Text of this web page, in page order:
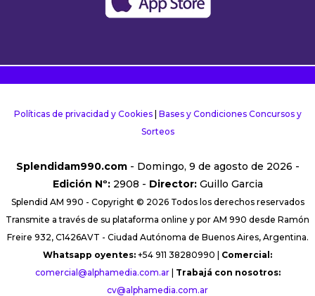
Políticas de privacidad y Cookies| Bases y Condiciones Concursos y
Sorteos
Splendidam990.com- Domingo, 9 de agosto de 2026 -
Edición Nº:2908 - Director:Guillo Garcia
Splendid AM 990 - Copyright © 2026 Todos los derechos reservados
Transmite a través de su plataforma online y por AM 990 desde Ramón
Freire 932, C1426AVT - Ciudad Autónoma de Buenos Aires, Argentina.
Whatsapp oyentes: +54 911 38280990 | Comercial:
comercial@alphamedia.com.ar| Trabajá con nosotros:
cv@alphamedia.com.ar